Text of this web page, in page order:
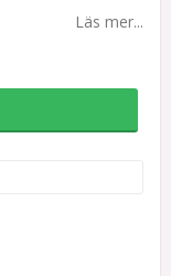
Läs mer...